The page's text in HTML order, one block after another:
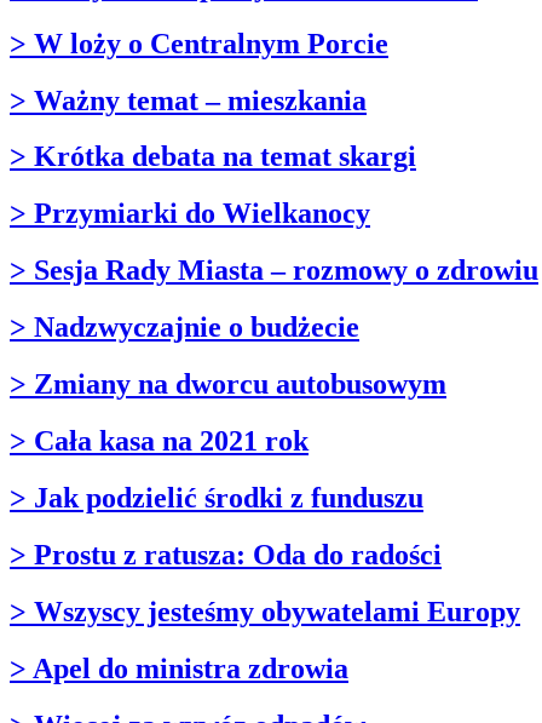
> W loży o Centralnym Porcie
> Ważny temat – mieszkania
> Krótka debata na temat skargi
> Przymiarki do Wielkanocy
> Sesja Rady Miasta – rozmowy o zdrowiu
> Nadzwyczajnie o budżecie
> Zmiany na dworcu autobusowym
> Cała kasa na 2021 rok
> Jak podzielić środki z funduszu
> Prostu z ratusza: Oda do radości
> Wszyscy jesteśmy obywatelami Europy
> Apel do ministra zdrowia